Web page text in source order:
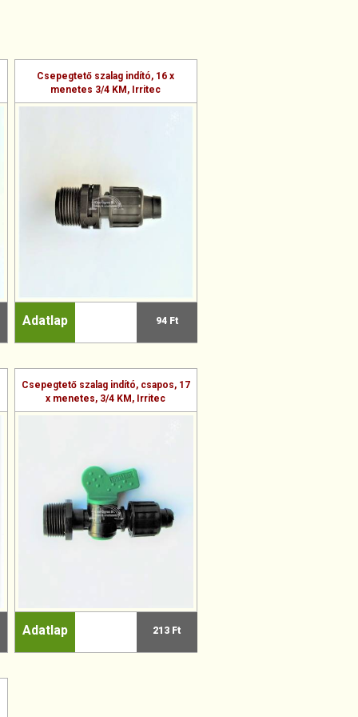
Csepegtető szalag indító, 16 x
menetes 3/4 KM, Irritec
Adatlap 94 Ft
Csepegtető szalag indító, csapos, 17
x menetes, 3/4 KM, Irritec
Adatlap 213 Ft